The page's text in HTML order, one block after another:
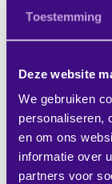
Toestemming
Deze website
We gebruiken
personaliseren,
en om ons
informatie over
partners voor
pure
een groter
Wij
openheid
werken we